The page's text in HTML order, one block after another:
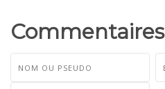
Commentaires